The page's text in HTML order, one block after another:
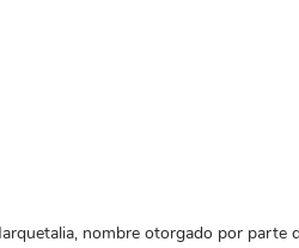
nombre otorgado por